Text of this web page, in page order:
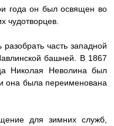
года он был освящен во
чудотворцев.
часть западной
башней. В 1867
Николая Неволина был
она была переименована
для зимних служб,